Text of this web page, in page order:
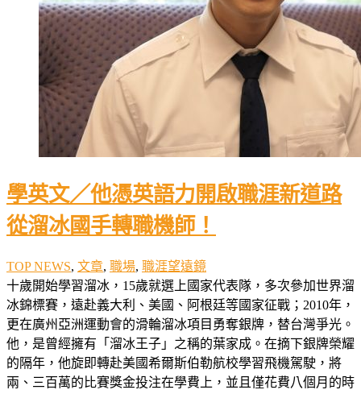
學英文／他憑英語力開啟職涯新道路
從溜冰國手轉職機師！
TOP NEWS, 文章, 職場, 職涯望遠鏡
十歲開始學習溜冰，15歲就選上國家代表隊，多次參加世界溜
冰錦標賽，遠赴義大利、美國、阿根廷等國家征戰；2010年，
更在廣州亞洲運動會的滑輪溜冰項目勇奪銀牌，替台灣爭光。
他，是曾經擁有「溜冰王子」之稱的葉家成。在摘下銀牌榮耀
的隔年，他旋即轉赴美國希爾斯伯勒航校學習飛機駕駛，將
兩、三百萬的比賽獎金投注在學費上，並且僅花費八個月的時